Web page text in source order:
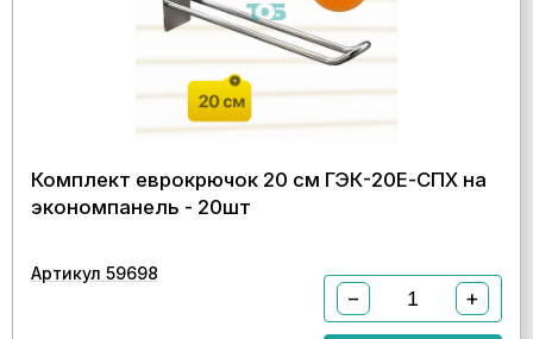
Комплект еврокрючок 20 см ГЭК-20Е-СПХ на
экономпанель - 20шт
Артикул 59698
− +